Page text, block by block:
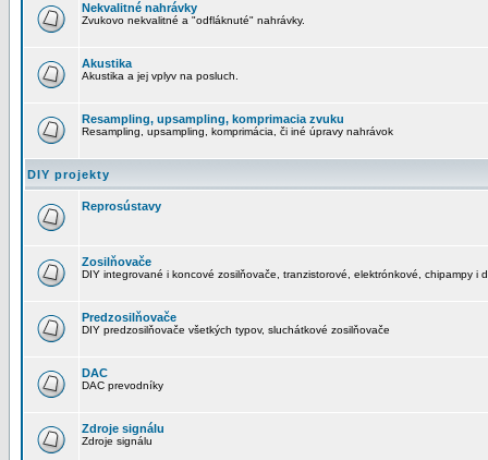
Nekvalitné nahrávky
Zvukovo nekvalitné a "odfláknuté" nahrávky.
Akustika
Akustika a jej vplyv na posluch.
Resampling, upsampling, komprimacia zvuku
Resampling, upsampling, komprimácia, či iné úpravy nahrávok
DIY projekty
Reprosústavy
Zosilňovače
DIY integrované i koncové zosilňovače, tranzistorové, elektrónkové, chipampy i
Predzosilňovače
DIY predzosilňovače všetkých typov, sluchátkové zosilňovače
DAC
DAC prevodníky
Zdroje signálu
Zdroje signálu